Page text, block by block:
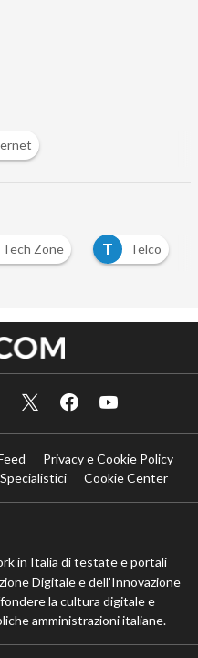
Tech Zone T Telco
Privacy e Cookie Policy
Cookie Center
in Italia di testate e portali
Digitale e dell’Innovazione
la cultura digitale e
amministrazioni italiane.